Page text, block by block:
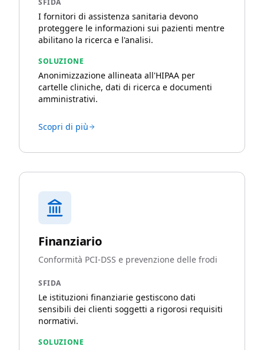
SFIDA
I fornitori di assistenza sanitaria devono
proteggere le informazioni sui pazienti mentre
abilitano la ricerca e l'analisi.
SOLUZIONE
Anonimizzazione allineata all'HIPAA per
cartelle cliniche, dati di ricerca e documenti
amministrativi.
Scopri di più
Finanziario
Conformità PCI-DSS e prevenzione delle frodi
SFIDA
Le istituzioni finanziarie gestiscono dati
sensibili dei clienti soggetti a rigorosi requisiti
normativi.
SOLUZIONE